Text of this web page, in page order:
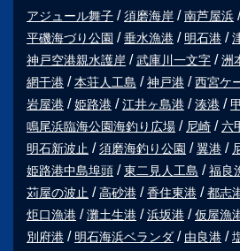
アジュール舞子 須磨海岸 南芦屋浜
平磯海づり公園
垂水漁港 明石港
神戸空港親水護岸
武庫川一文字 洲
網干港
本荘人工島 神戸港 西宮ケ
岩屋港
姫路港 江井ヶ島港 湊港
鳴尾浜臨海公園海釣り広場
尼崎
六
明石新波止
須磨海釣り公園 翼港
姫路港中島埠頭
東二見人工島 福良
苅屋の波止
高砂港 香住東港 都志
炬口漁港
灘土生港 浜坂港 仮屋漁
別府港
明石海浜ベランダ 由良港